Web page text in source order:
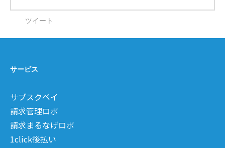
ツイート
サービス
サブスクペイ
請求管理ロボ
請求まるなげロボ
1click後払い